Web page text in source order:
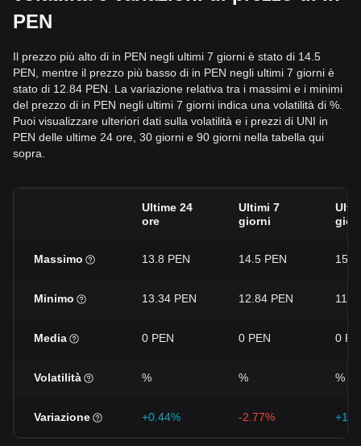
PEN
Il prezzo più alto di in PEN negli ultimi 7 giorni è stato di 14.5
PEN, mentre il prezzo più basso di in PEN negli ultimi 7 giorni è
stato di 12.84 PEN. La variazione relativa tra i massimi e i minimi
del prezzo di in PEN negli ultimi 7 giorni indica una volatilità di %.
Puoi visualizzare ulteriori dati sulla volatilità e i prezzi di UNI in
PEN delle ultime 24 ore, 30 giorni e 90 giorni nella tabella qui
sopra.
Ultime 24
ore
Ultimi 7
giorni
Massimo 13.8 PEN 14.5 PEN
Minimo 13.34 PEN 12.84 PEN
Media 0 PEN 0 PEN 0
Volatilità % % %
Variazione +0.44% -2.77%